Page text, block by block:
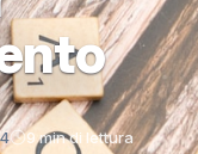
9 min di lettura